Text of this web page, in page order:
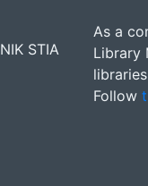
STIA
As a
Library
Follow